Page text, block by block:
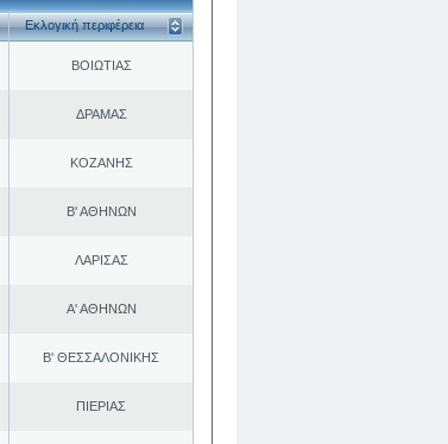
Εκλογική περιφέρεια
ΒΟΙΩΤΙΑΣ
ΔΡΑΜΑΣ
ΚΟΖΑΝΗΣ
Β' ΑΘΗΝΩΝ
ΛΑΡΙΣΑΣ
Α' ΑΘΗΝΩΝ
Β' ΘΕΣΣΑΛΟΝΙΚΗΣ
ΠΙΕΡΙΑΣ